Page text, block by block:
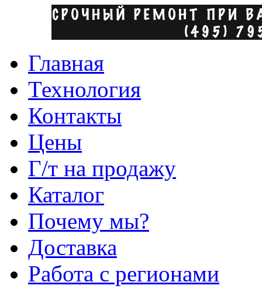
Главная
Технология
Контакты
Цены
Г/т на продажу
Каталог
Почему мы?
Доставка
Работа с регионами